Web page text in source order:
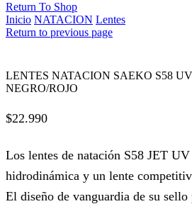
Return To Shop
Inicio NATACION Lentes
Return to previous page
LENTES NATACION SAEKO S58
NEGRO/ROJO
$22.990
Los lentes de natación S58 JET
hidrodinámica y un lente
El diseño de vanguardia de su